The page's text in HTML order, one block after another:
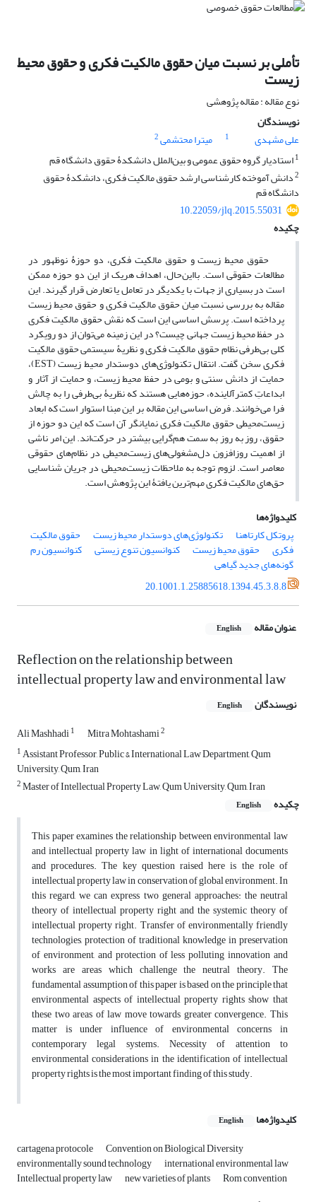
تأملی بر نسبت میان حقوق مالکیت فکری و حقوق محیط
زیست
نوع مقاله : مقاله پژوهشی
نویسندگان
علی مشهدی
1 میترا محتشمی2
1استادیار گروه حقوق عمومی و بین‌الملل دانشکدۀ حقوق دانشگاه قم
2دانش آموخته کارشناسی ارشد حقوق مالکیت فکری، دانشکدۀ حقوق
دانشگاه قم
10.22059/jlq.2015.55031
چکیده
حقوق محیط زیست و حقوق مالکیت فکری، دو حوزۀ نوظهور در
مطالعات حقوقی است. با‌این‌حال، اهداف هریک از این دو حوزه ممکن
است در بسیاری از جهات با یکدیگر در تعامل یا تعارض قرار گیرند. این
مقاله به بررسی نسبت میان حقوق مالکیت فکری و حقوق محیط زیست
پرداخته است. پرسش اساسی این است که نقش حقوق مالکیت فکری
در حفظ محیط زیست جهانی چیست؟ در این زمینه می‌توان از دو رویکرد
کلی بی‌طرفی نظام حقوق مالکیت فکری و نظریۀ سیستمی حقوق مالکیت
فکری سخن گفت. انتقال تکنولوژی‌های دوستدار محیط زیست (EST)،
حمایت از دانش سنتی و بومی در حفظ محیط زیست، و حمایت از آثار و
ابداعاتِ کمتر‌آلاینده، حوزه‌هایی هستند که نظریۀ بی‌طرفی را به چالش
فرا می‌خوانند. فرض اساسی این مقاله بر این مبنا استوار است که ابعاد
زیست‌محیطی حقوق مالکیت فکری نمایانگر آن است که این دو حوزه از
حقوق، روز به روز به سمت هم‌گرایی بیشتر در حرکت‌اند. این امر ناشی
از اهمیت روزافزون دل‌مشغولی‌های زیست‌محیطی در نظام‌های حقوقی
معاصر است. لزوم توجه به ملاحظات زیست‌محیطی در جریان شناسایی
حق‌های مالکیت فکری مهم‌ترین یافتۀ این پژوهش است.
کلیدواژه‌ها
پروتکل کارتاهنا
تکنولوژی‌های دوستدار محیط زیست حقوق مالکیت
فکری حقوق محیط زیست کنوانسیون تنوع زیستی کنوانسیون رم
گونه‌های جدید گیاهی
20.1001.1.25885618.1394.45.3.8.8
عنوان مقاله English
Reflection on the relationship between
intellectual property law and environmental law
نویسندگان English
Ali Mashhadi1 Mitra Mohtashami2
1Assistant Professor, Public & International Law Department, Qum
University, Qum, Iran
2Master of Intellectual Property Law, Qum University, Qum, Iran
چکیده
English
This paper examines the relationship between environmental law
and intellectual property law in light of international documents
and procedures. The key question raised here is the role of
intellectual property law in conservation of global environment. In
this regard, we can express two general approaches: the neutral
theory of intellectual property right and the systemic theory of
intellectual property right. Transfer of environmentally friendly
technologies, protection of traditional knowledge in preservation
of environment, and protection of less polluting innovation and
works are areas which challenge the neutral theory. The
fundamental assumption of this paper is based on the principle that
environmental aspects of intellectual property rights show that
these two areas of law move towards greater convergence. This
matter is under influence of environmental concerns in
contemporary legal systems. Necessity of attention to
environmental considerations in the identification of intellectual
property rights is the most important finding of this study.
کلیدواژه‌ها English
cartagena protocole Convention on Biological Diversity
environmentally sound technology international environmental law
Intellectual property law new varieties of plants Rom convention